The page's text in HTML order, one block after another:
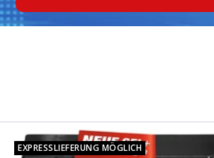
EXPRESSLIEFERUNG MÖGLICH